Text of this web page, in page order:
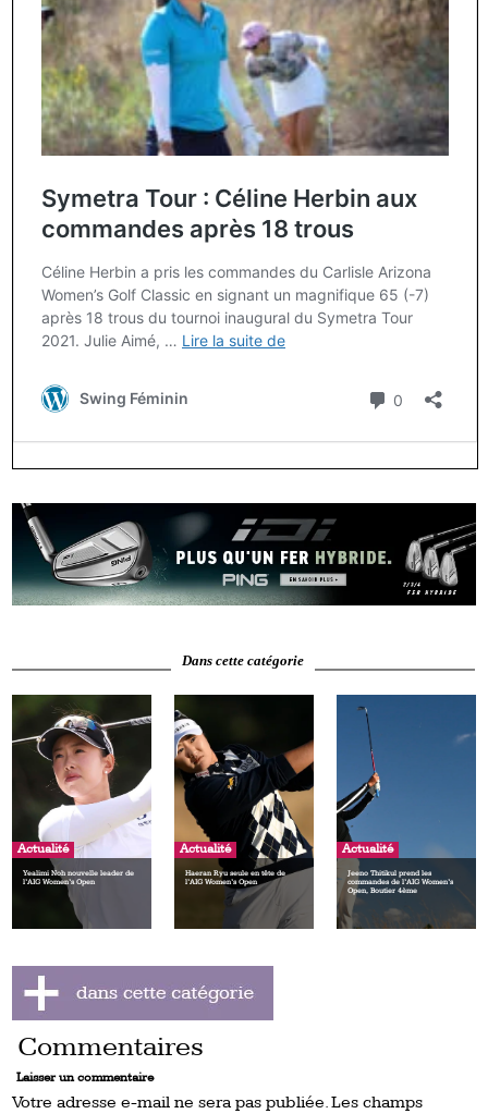
Dans cette catégorie
Actualité
Yealimi Noh nouvelle leader de
l’AIG Women’s Open
Actualité
Haeran Ryu seule en tête de
l’AIG Women’s Open
Actualité
Jeeno Thitikul prend les
commandes de l’AIG Women’s
Open, Boutier 4ème
Commentaires
Laisser un commentaire
Votre adresse e-mail ne sera pas publiée.Les champs